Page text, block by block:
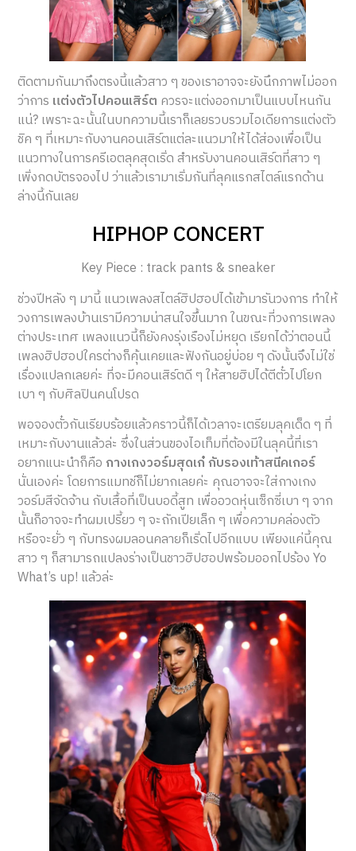
ติดตามกันมาถึงตรงนี้แล้วสาว ๆ ของเราอาจจะยังนึกภาพไม่ออก
ว่าการ แต่งตัวไปคอนเสิร์ต ควรจะแต่งออกมาเป็นแบบไหนกัน
แน่? เพราะฉะนั้นในบทความนี้เราก็เลยรวบรวมไอเดียการแต่งตัว
ชิค ๆ ที่เหมาะกับงานคอนเสิร์ตแต่ละแนวมาให้ได้ส่องเพื่อเป็น
แนวทางในการครีเอตลุคสุดเริ่ด สำหรับงานคอนเสิร์ตที่สาว ๆ
เพิ่งกดบัตรจองไป ว่าแล้วเรามาเริ่มกันที่ลุคแรกสไตล์แรกด้าน
ล่างนี้กันเลย
HIPHOP CONCERT
Key Piece : track pants & sneaker
ช่วงปีหลัง ๆ มานี้ แนวเพลงสไตล์ฮิปฮอปได้เข้ามารันวงการ ทำให้
วงการเพลงบ้านเรามีความน่าสนใจขึ้นมาก ในขณะที่วงการเพลง
ต่างประเทศ เพลงแนวนี้ก็ยังคงรุ่งเรืองไม่หยุด เรียกได้ว่าตอนนี้
เพลงฮิปฮอปใครต่างก็คุ้นเคยและฟังกันอยู่บ่อย ๆ ดังนั้นจึงไม่ใช่
เรื่องแปลกเลยค่ะ ที่จะมีคอนเสิร์ตดี ๆ ให้สายฮิปได้ตีตั๋วไปโยก
เบา ๆ กับศิลปินคนโปรด
พอจองตั๋วกันเรียบร้อยแล้วคราวนี้ก็ได้เวลาจะเตรียมลุคเด็ด ๆ ที่
เหมาะกับงานแล้วล่ะ ซึ่งในส่วนของไอเท็มที่ต้องมีในลุคนี้ที่เรา
อยากแนะนำก็คือกางเกงวอร์มสุดเก๋ กับรองเท้าสนีคเกอร์
นั่นเองค่ะ โดยการแมทช์ก็ไม่ยากเลยค่ะ คุณอาจจะใส่กางเกง
วอร์มสีจัดจ้าน กับเสื้อที่เป็นบอดี้สูท เพื่ออวดหุ่นเซ็กซี่เบา ๆ จาก
นั้นก็อาจจะทำผมเปรี้ยว ๆ จะถักเปียเล็ก ๆ เพื่อความคล่องตัว
หรือจะยั่ว ๆ กับทรงผมลอนคลายก็เริ่ดไปอีกแบบ เพียงแค่นี้คุณ
สาว ๆ ก็สามารถแปลงร่างเป็นชาวฮิปฮอปพร้อมออกไปร้อง Yo
What’s up! แล้วล่ะ